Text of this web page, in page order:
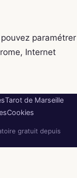
paramétrer
Internet
Tarot de Marseille
Cookies
gratuit depuis